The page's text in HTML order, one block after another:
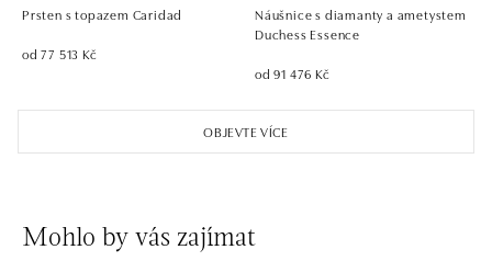
otevřeno v Pondělí od 09:00
Einsteinova 18, 851 01 Bratislava
ALO diamonds OC Avion, Bratislava
Ivanská cesta 16, 821 04 Bratislava
OBJEVTE VÍCE
Prsten s topazem Caridad
od 77 513 Kč
Náušnice s diamanty a ametystem
Duchess Essence
od 91 476 Kč
Mohlo by vás zajímat